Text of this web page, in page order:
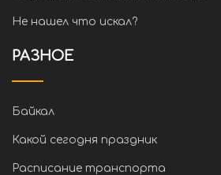
Не нашел что искал?
РАЗНОЕ
Байкал
Какой сегодня праздник
Расписание транспорта